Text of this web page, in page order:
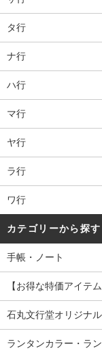
タ行
ナ行
ハ行
マ行
ヤ行
ラ行
ワ行
カテゴリーから探す
手帳・ノート
【お得な特価アイテ
石丸文行堂オリジナ
ランタンカラー・ラ